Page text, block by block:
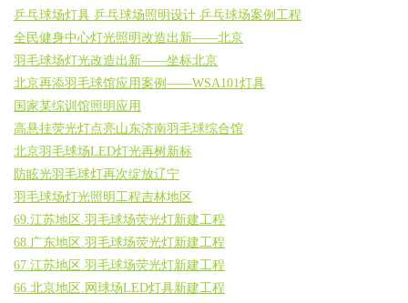
乒乓球场灯具 乒乓球场照明设计 乒乓球场案例工程
全民健身中心灯光照明改造出新——北京
羽毛球场灯光改造出新——坐标北京
北京再添羽毛球馆应用案例——WSA101灯具
国家某综训馆照明应用
高悬挂荧光灯点亮山东济南羽毛球综合馆
北京羽毛球场LED灯光再树新标
防眩光羽毛球灯再次绽放辽宁
羽毛球场灯光照明工程吉林地区
69.江苏地区.羽毛球场荧光灯新建工程
68.广东地区.羽毛球场荧光灯新建工程
67.江苏地区.羽毛球场荧光灯新建工程
66.北京地区.网球场LED灯具新建工程